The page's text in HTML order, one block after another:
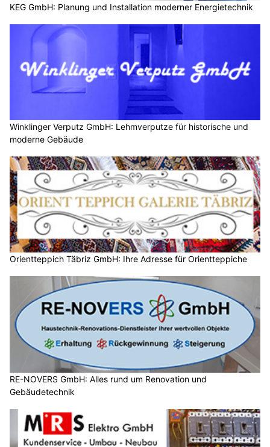
KEG GmbH: Planung und Installation moderner Energietechnik
Winklinger Verputz GmbH: Lehmverputze für historische und
moderne Gebäude
Orientteppich Täbriz GmbH: Ihre Adresse für Orientteppiche
RE-NOVERS GmbH: Alles rund um Renovation und
Gebäudetechnik